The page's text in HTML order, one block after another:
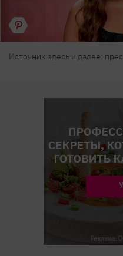
Источник здесь и далее: